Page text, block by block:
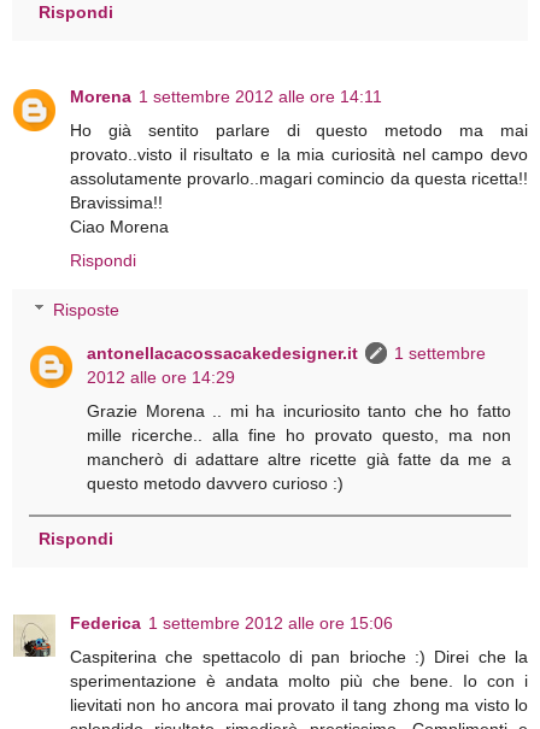
Rispondi
Morena 1 settembre 2012 alle ore 14:11
Ho già sentito parlare di questo metodo ma mai
provato..visto il risultato e la mia curiosità nel campo devo
assolutamente provarlo..magari comincio da questa ricetta!!
Bravissima!!
Ciao Morena
Rispondi
Risposte
antonellacacossacakedesigner.it
1 settembre
2012 alle ore 14:29
Grazie Morena .. mi ha incuriosito tanto che ho fatto
mille ricerche.. alla fine ho provato questo, ma non
mancherò di adattare altre ricette già fatte da me a
questo metodo davvero curioso :)
Rispondi
Federica 1 settembre 2012 alle ore 15:06
Caspiterina che spettacolo di pan brioche :) Direi che la
sperimentazione è andata molto più che bene. Io con i
lievitati non ho ancora mai provato il tang zhong ma visto lo